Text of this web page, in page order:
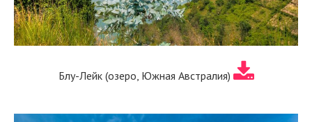
Блу-Лейк (озеро, Южная Австралия)